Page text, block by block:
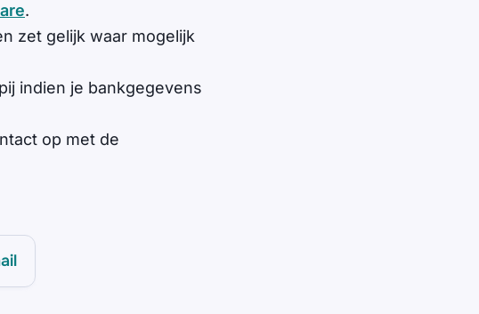
.
zet gelijk waar mogelijk
indien je bankgegevens
op met de